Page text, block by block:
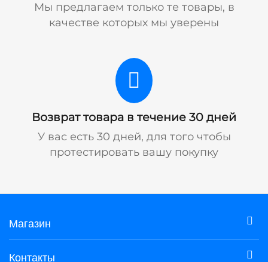
Мы предлагаем только те товары, в
качестве которых мы уверены
Возврат товара в течение 30 дней
У вас есть 30 дней, для того чтобы
протестировать вашу покупку
Магазин
Контакты